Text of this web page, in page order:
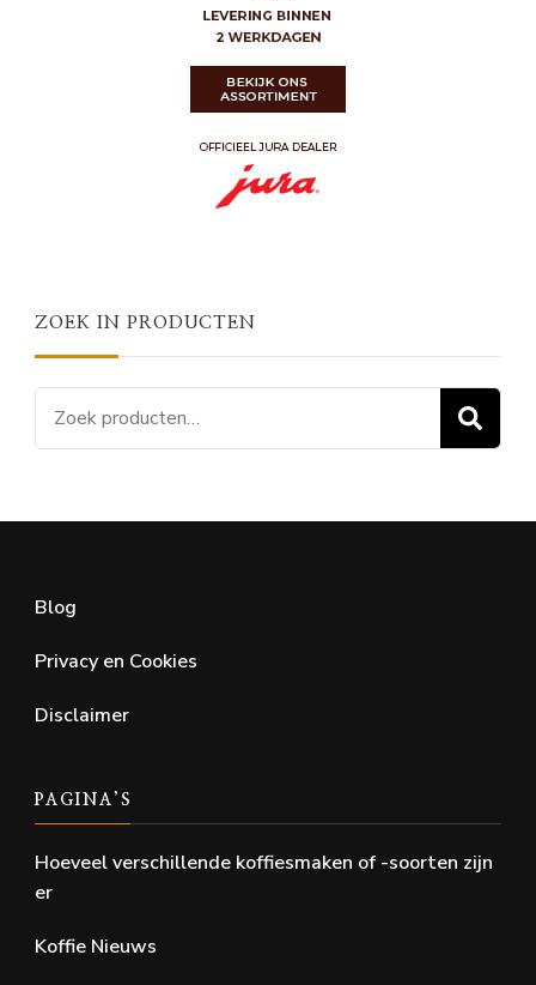
ZOEK IN PRODUCTEN
Zoeken
naar:
Blog
Privacy en Cookies
Disclaimer
PAGINA’S
Hoeveel verschillende koffiesmaken of -soorten zijn
er
Koffie Nieuws